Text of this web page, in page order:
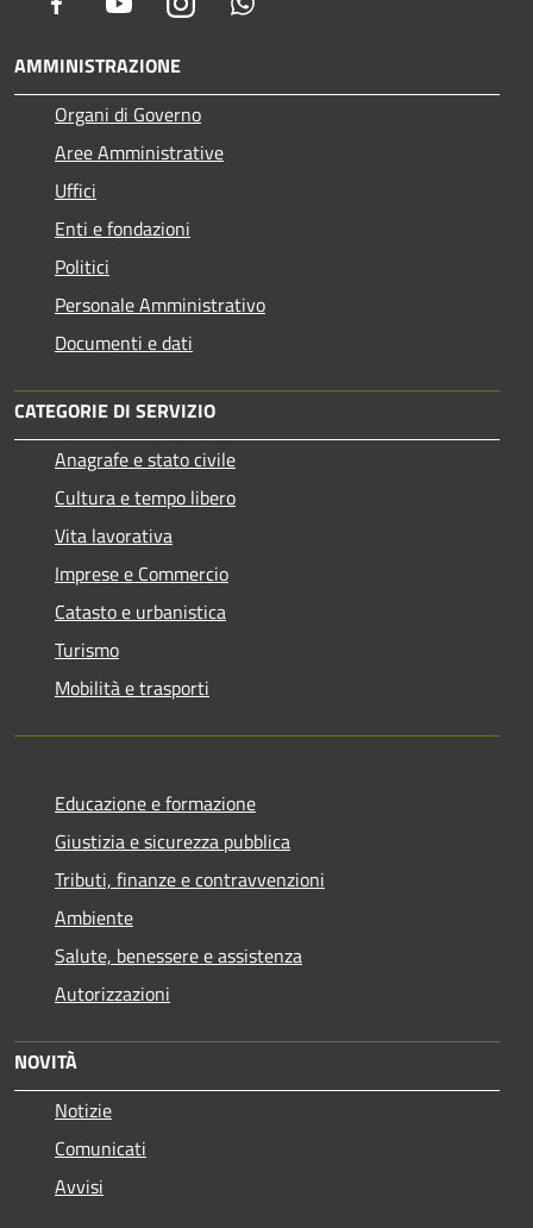
AMMINISTRAZIONE
Organi di Governo
Aree Amministrative
Uffici
Enti e fondazioni
Politici
Personale Amministrativo
Documenti e dati
CATEGORIE DI SERVIZIO
Anagrafe e stato civile
Cultura e tempo libero
Vita lavorativa
Imprese e Commercio
Catasto e urbanistica
Turismo
Mobilità e trasporti
Educazione e formazione
Giustizia e sicurezza pubblica
Tributi, finanze e contravvenzioni
Ambiente
Salute, benessere e assistenza
Autorizzazioni
NOVITÀ
Notizie
Comunicati
Avvisi